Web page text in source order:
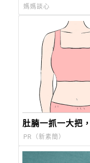
美得超有靈氣
媽媽談心
肚腩一抓一大把
PR（新素簡）